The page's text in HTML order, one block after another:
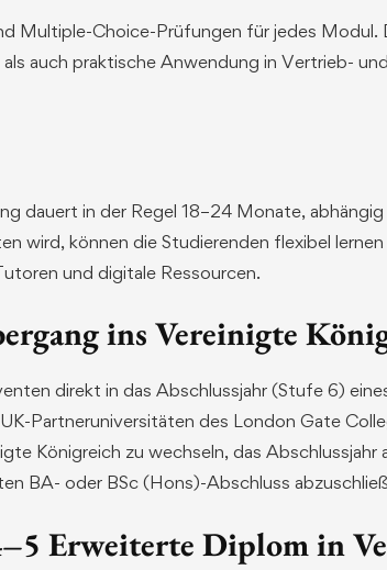
Multiple-Choice-Prüfungen für jedes Modul.
auch praktische Anwendung in Vertrieb- und
dauert in der Regel 18–24 Monate,
wird, können die Studierenden flexibel
und digitale Ressourcen.
ins Vereinigte
direkt in das Abschlussjahr (Stufe 6)
Partneruniversitäten des London Gate
Königreich zu wechseln, das Abschlussjahr
BA- oder BSc (Hons)-Abschluss
Erweiterte Diplom in